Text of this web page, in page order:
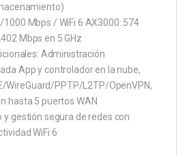
Mbps / WiFi 6 AX3000: 574
Mbps en 5 GHz
Administración
App y controlador en la nube,
WireGuard/PPTP/L2TP/OpenVPN,
hasta 5 puertos WAN
y gestión segura de redes con
WiFi 6